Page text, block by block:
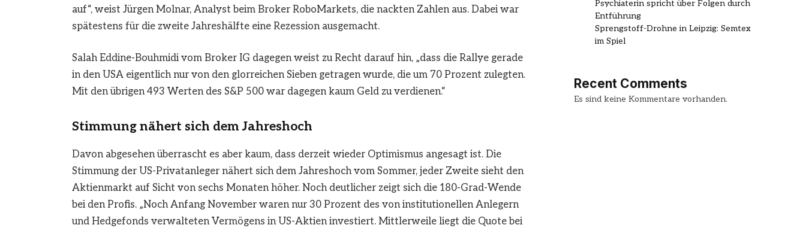
auf“, weist Jürgen Molnar, Analyst beim Broker RoboMarkets, die nackten Zahlen aus. Dabei war
spätestens für die zweite Jahreshälfte eine Rezession ausgemacht.
Salah Eddine-Bouhmidi vom Broker IG dagegen weist zu Recht darauf hin, „dass die Rallye gerade
in den USA eigentlich nur von den glorreichen Sieben getragen wurde, die um 70 Prozent zulegten.
Mit den übrigen 493 Werten des S&P 500 war dagegen kaum Geld zu verdienen.“
Stimmung nähert sich dem Jahreshoch
Davon abgesehen überrascht es aber kaum, dass derzeit wieder Optimismus angesagt ist. Die
Stimmung der US-Privatanleger nähert sich dem Jahreshoch vom Sommer, jeder Zweite sieht den
Aktienmarkt auf Sicht von sechs Monaten höher. Noch deutlicher zeigt sich die 180-Grad-Wende
bei den Profis. „Noch Anfang November waren nur 30 Prozent des von institutionellen Anlegern
und Hedgefonds verwalteten Vermögens in US-Aktien investiert. Mittlerweile liegt die Quote bei
Psychiaterin spricht über Folgen durch
Entführung
Sprengstoff-Drohne in Leipzig: Semtex
im Spiel
Recent Comments
Es sind keine Kommentare vorhanden.